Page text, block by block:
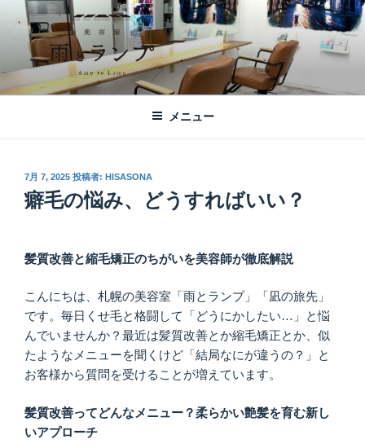
ツ
美容室 雨とランプ – AME TO LAMP -
｜札幌琴似の美容室
札幌市西区琴似の【美容室 雨とランプ】のHPです。「本」と「髪質改
メニュー
投
稿
日:
7月 7, 2025 投稿者: HISASONA
癖毛の悩み、どうすればいい？
髪質改善と縮毛矯正のちがいを美容師が徹底解説
こんにちは、札幌の美容室「雨とランプ」「凪の旅先」
です。毎日くせ毛と格闘して「どうにかしたい…」と悩
んでいませんか？最近は髪質改善とか縮毛矯正とか、似
たようなメニューを聞くけど「結局なにが違うの？」と
お客様から質問を受けることが増えています。
髪質改善ってどんなメニュー？柔らかい艶髪を育む新し
いアプローチ